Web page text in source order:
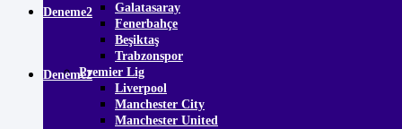
Galatasaray
Fenerbahçe
Beşiktaş
Trabzonspor
Premier Lig
Liverpool
Manchester City
Manchester United
Deneme2
Deneme2